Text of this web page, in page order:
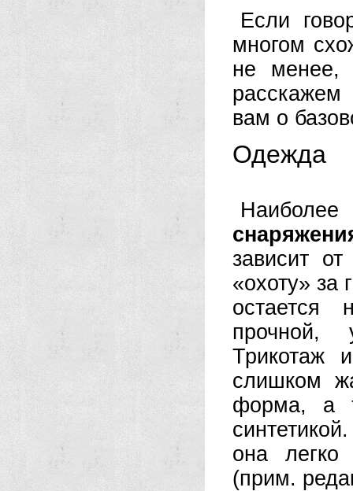
Если
многом
не менее,
вам о
Одежда
зависит
«охоту» за
прочной,
Трикотаж
слишком
форма, а
она легко
(прим.